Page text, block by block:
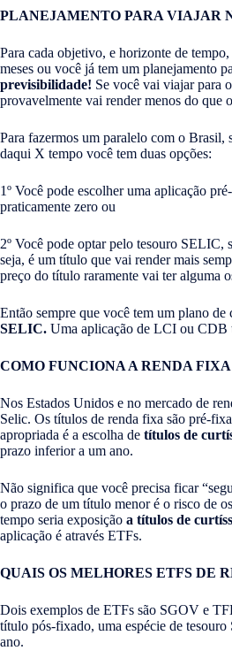
PLANEJAMENTO PARA VIAJAR
Para cada objetivo, e horizonte de
meses ou você já tem um planejamento
previsibilidade! Se você vai viajar para
provavelmente vai render menos do que
Para fazermos um paralelo com o Brasil,
daqui X tempo você tem duas opções:
1º Você pode escolher uma aplicação
praticamente zero ou
2º Você pode optar pelo tesouro SELIC,
seja, é um título que vai render mais
preço do título raramente vai ter alguma
Então sempre que você tem um plano
SELIC. Uma aplicação de LCI ou CDB
COMO FUNCIONA A RENDA FIXA
Nos Estados Unidos e no mercado de
Selic. Os títulos de renda fixa são pré-
apropriada é a escolha de títulos de
prazo inferior a um ano.
Não significa que você precisa ficar
o prazo de um título menor é o risco de
tempo seria exposição a títulos de
aplicação é através ETFs.
QUAIS OS MELHORES ETFS DE
Dois exemplos de ETFs são SGOV e
título pós-fixado, uma espécie de
ano.